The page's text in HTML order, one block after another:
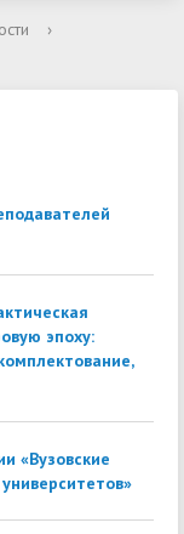
›
эпоху:
«Вузовские